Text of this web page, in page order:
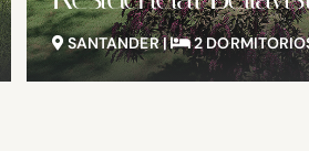
SANTANDER | 3-4